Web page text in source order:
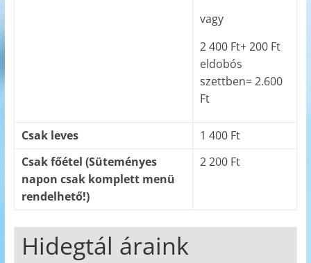
vagy
2 400 Ft+ 200 Ft
eldobós
szettben= 2.600
Ft
Csak leves
1 400 Ft
Csak főétel (Süteményes
napon csak komplett menü
rendelhető!)
2 200 Ft
Hidegtál áraink